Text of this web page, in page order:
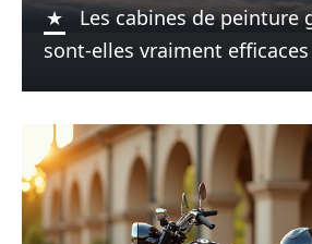
Les cabines de peinture
sont-elles vraiment efficaces